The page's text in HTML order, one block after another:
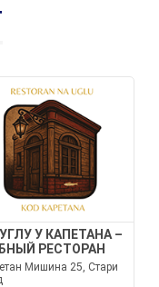
У КАПЕТАНА –
РЕСТОРАН
Мишина 25, Стари